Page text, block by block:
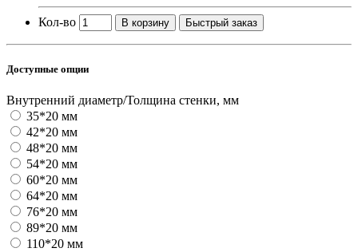
Кол-во В корзину Быстрый заказ
Доступные опции
Внутренний диаметр/Толщина стенки, мм
35*20 мм
42*20 мм
48*20 мм
54*20 мм
60*20 мм
64*20 мм
76*20 мм
89*20 мм
110*20 мм